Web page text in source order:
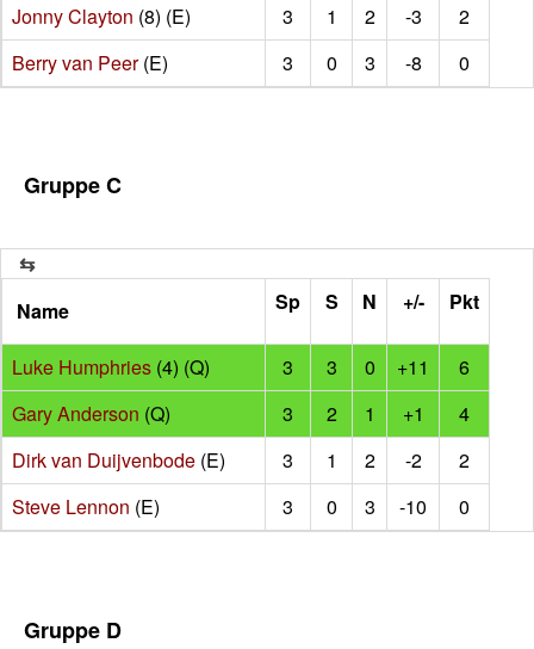
Jonny Clayton (8) (E) 3 1 2 -3
2
Berry van Peer(E) 3 0 3 -8 0
Gruppe C
Name Sp S N +/- Pkt
Luke Humphries (4) (Q) 3 3 0 +11
6
Gary Anderson (Q) 3 2 1 +1
4
Dirk van Duijvenbode (E) 3 1 2 -2
2
Steve Lennon (E) 3 0 3 -10 0
Gruppe D